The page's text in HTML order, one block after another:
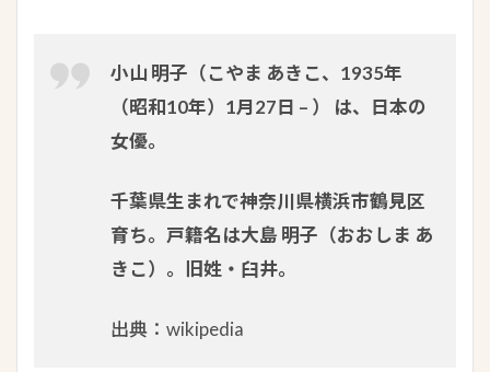
小山 明子（こやま あきこ、1935年
（昭和10年）1月27日 – ） は、日本の
女優。
千葉県生まれで神奈川県横浜市鶴見区
育ち。戸籍名は大島 明子（おおしま あ
きこ）。旧姓・臼井。
出典：wikipedia